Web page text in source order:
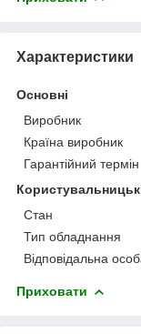
Характеристики
Основні
Виробник
Країна виробник
Гарантійний термін
Стан
Тип обладнання
Відповідальна
Приховати